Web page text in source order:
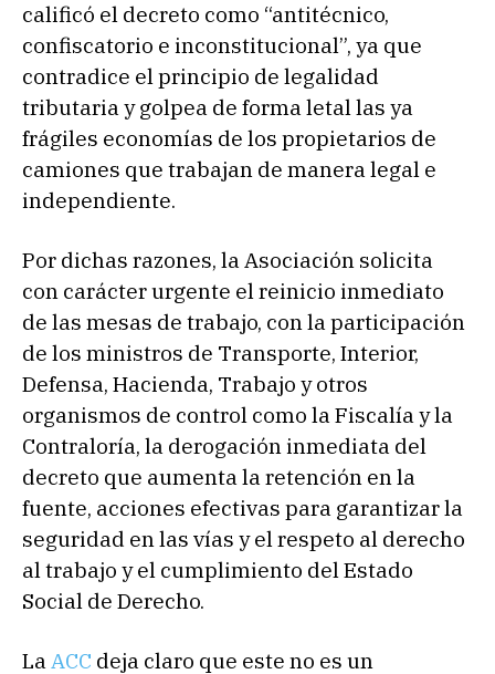
calificó el decreto como “antitécnico,
confiscatorio e inconstitucional”, ya que
contradice el principio de legalidad
tributaria y golpea de forma letal las ya
frágiles economías de los propietarios de
camiones que trabajan de manera legal e
independiente.
Por dichas razones, la Asociación solicita
con carácter urgente el reinicio inmediato
de las mesas de trabajo, con la participación
de los ministros de Transporte, Interior,
Defensa, Hacienda, Trabajo y otros
organismos de control como la Fiscalía y la
Contraloría, la derogación inmediata del
decreto que aumenta la retención en la
fuente, acciones efectivas para garantizar la
seguridad en las vías y el respeto al derecho
al trabajo y el cumplimiento del Estado
Social de Derecho.
LaACC deja claro que este no es un